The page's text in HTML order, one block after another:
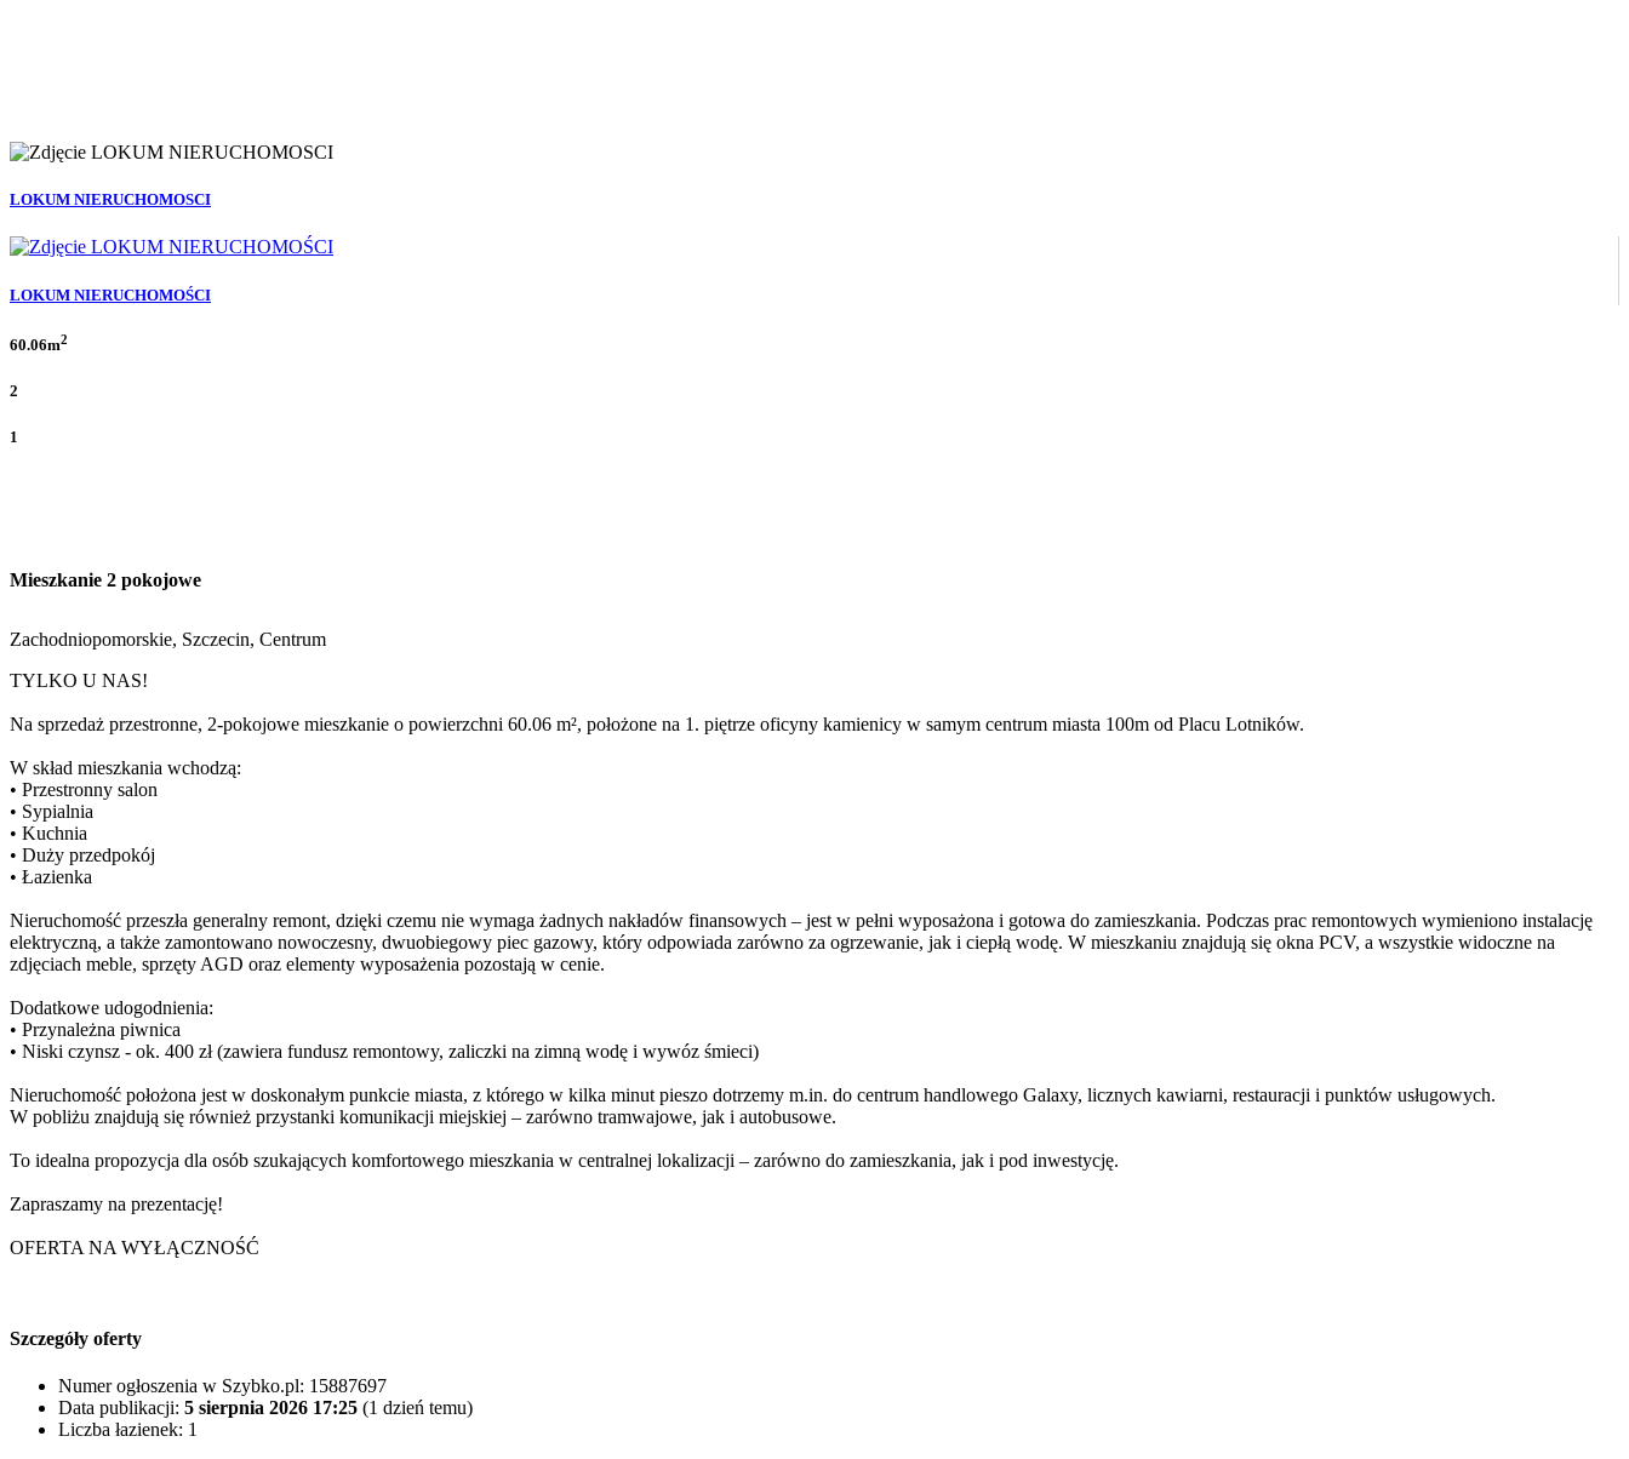
LOKUM NIERUCHOMOSCI
LOKUM NIERUCHOMOŚCI
60.06m2
2
1
Mieszkanie 2 pokojowe
Zachodniopomorskie, Szczecin, Centrum
TYLKO U NAS!
Na sprzedaż przestronne, 2-pokojowe mieszkanie o powierzchni 60.06 m², położone na 1. piętrze oficyny kamienicy w samym centrum miasta 100m od Placu Lotników.
W skład mieszkania wchodzą:
• Przestronny salon
• Sypialnia
• Kuchnia
• Duży przedpokój
• Łazienka
Nieruchomość przeszła generalny remont, dzięki czemu nie wymaga żadnych nakładów finansowych – jest w pełni wyposażona i gotowa do zamieszkania. Podczas prac remontowych wymieniono instalację
elektryczną, a także zamontowano nowoczesny, dwuobiegowy piec gazowy, który odpowiada zarówno za ogrzewanie, jak i ciepłą wodę. W mieszkaniu znajdują się okna PCV, a wszystkie widoczne na
zdjęciach meble, sprzęty AGD oraz elementy wyposażenia pozostają w cenie.
Dodatkowe udogodnienia:
• Przynależna piwnica
• Niski czynsz - ok. 400 zł (zawiera fundusz remontowy, zaliczki na zimną wodę i wywóz śmieci)
Nieruchomość położona jest w doskonałym punkcie miasta, z którego w kilka minut pieszo dotrzemy m.in. do centrum handlowego Galaxy, licznych kawiarni, restauracji i punktów usługowych.
W pobliżu znajdują się również przystanki komunikacji miejskiej – zarówno tramwajowe, jak i autobusowe.
To idealna propozycja dla osób szukających komfortowego mieszkania w centralnej lokalizacji – zarówno do zamieszkania, jak i pod inwestycję.
Zapraszamy na prezentację!
OFERTA NA WYŁĄCZNOŚĆ
Szczegóły oferty
Numer ogłoszenia w Szybko.pl: 15887697
Data publikacji: 5 sierpnia 2026 17:25 (1 dzień temu)
Liczba łazienek: 1